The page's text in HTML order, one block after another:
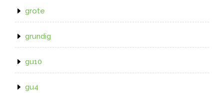
grote
grundig
gu10
gu4